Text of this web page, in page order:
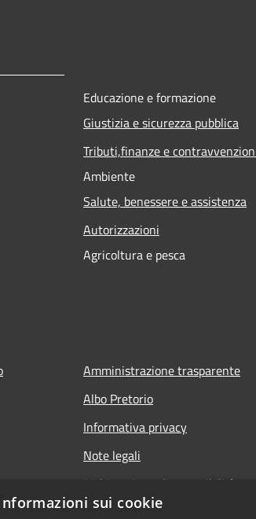
Educazione e formazione
Giustizia e sicurezza pubblica
Tributi,finanze e
Ambiente
Salute, benessere e assistenza
Autorizzazioni
Agricoltura e pesca
Amministrazione trasparente
Albo Pretorio
Informativa privacy
Note legali
Dichiarazione di accessibilità
Whisteblowing
sui cookie